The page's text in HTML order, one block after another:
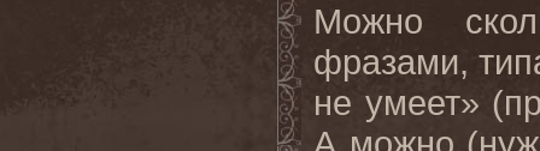
Можно
фразами,
не умеет»